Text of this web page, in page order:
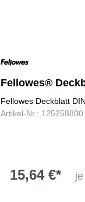
Fellowes®
Fellowes Deckblatt
Artikel-Nr.: 125258800
15,64 €*